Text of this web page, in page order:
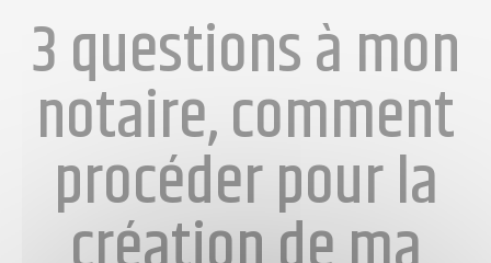
3 questions à mon
notaire, comment
procéder pour la